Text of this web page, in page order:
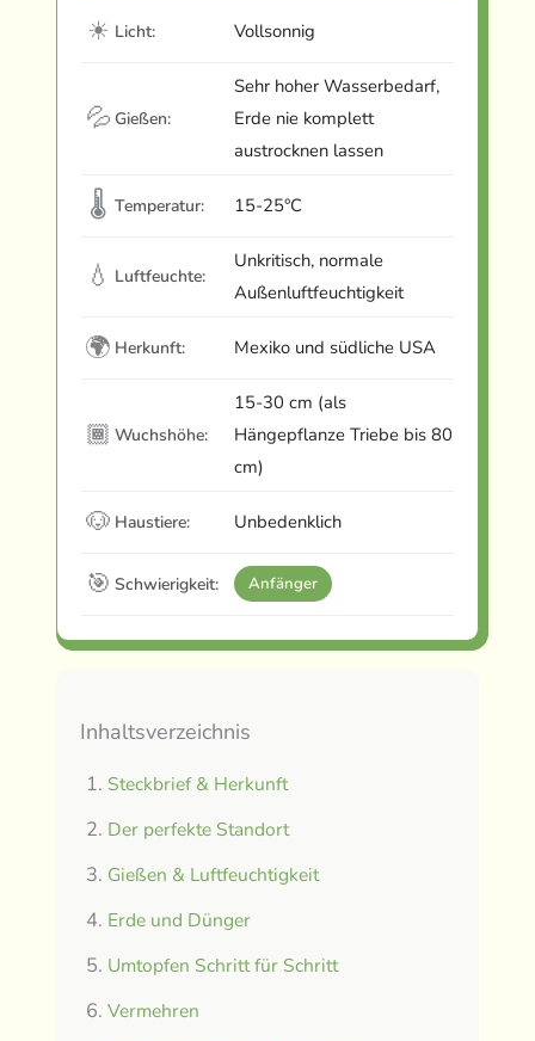
☀ Licht: Vollsonnig
💦 Gießen:
Sehr hoher Wasserbedarf,
Erde nie komplett
austrocknen lassen
🌡 Temperatur: 15-25°C
💧 Luftfeuchte:
Unkritisch, normale
Außenluftfeuchtigkeit
🌍 Herkunft: Mexiko und südliche USA
🏾 Wuchshöhe:
15-30 cm (als
Hängepflanze Triebe bis 80
cm)
🐶 Haustiere: Unbedenklich
🎯 Schwierigkeit: Anfänger
Inhaltsverzeichnis
Steckbrief & Herkunft
Der perfekte Standort
Gießen & Luftfeuchtigkeit
Erde und Dünger
Umtopfen Schritt für Schritt
Vermehren